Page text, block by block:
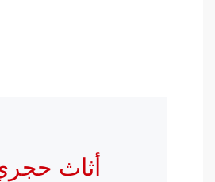
أثاث